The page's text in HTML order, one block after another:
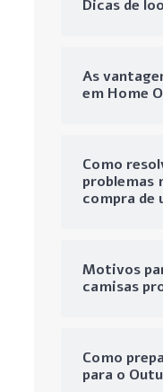
Dicas de
As
em Home
Como
problemas
compra de
Motivos
camisas
Como
para o